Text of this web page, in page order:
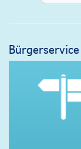
Bürgerservice